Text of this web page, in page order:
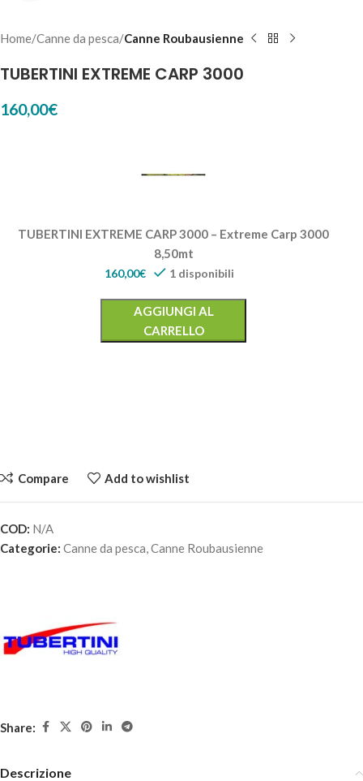
Home Canne da pesca Canne Roubausienne
TUBERTINI EXTREME CARP 3000
160,00€
TUBERTINI EXTREME CARP 3000 – Extreme Carp 3000
8,50mt
160,00€ 1 disponibili
AGGIUNGI AL
CARRELLO
Compare Add to wishlist
COD: N/A
Categorie: Canne da pesca,Canne Roubausienne
Share:
Descrizione